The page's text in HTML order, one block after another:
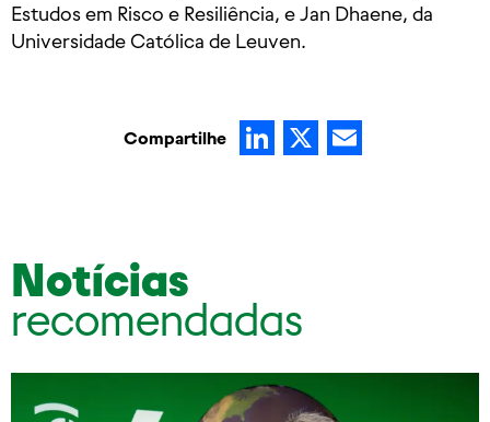
Estudos em Risco e Resiliência, e Jan Dhaene, da
Universidade Católica de Leuven.
Compartilhe LinkedIn
X
Notícias
recomendadas